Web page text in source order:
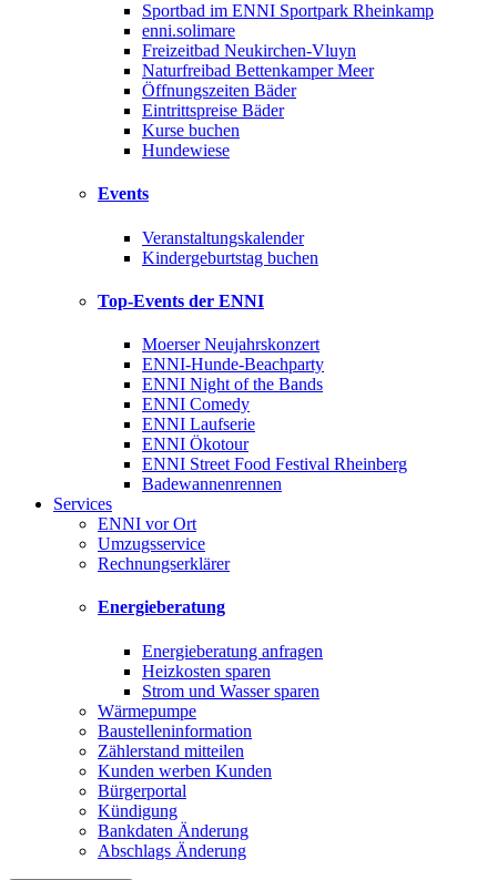
Sportbad im ENNI Sportpark Rheinkamp
enni.solimare
Freizeitbad Neukirchen-Vluyn
Naturfreibad Bettenkamper Meer
Öffnungszeiten Bäder
Eintrittspreise Bäder
Kurse buchen
Hundewiese
Events
Veranstaltungskalender
Kindergeburtstag buchen
Top-Events der ENNI
Moerser Neujahrskonzert
ENNI-Hunde-Beachparty
ENNI Night of the Bands
ENNI Comedy
ENNI Laufserie
ENNI Ökotour
ENNI Street Food Festival Rheinberg
Badewannenrennen
Services
ENNI vor Ort
Umzugsservice
Rechnungserklärer
Energieberatung
Energieberatung anfragen
Heizkosten sparen
Strom und Wasser sparen
Wärmepumpe
Baustelleninformation
Zählerstand mitteilen
Kunden werben Kunden
Bürgerportal
Kündigung
Bankdaten Änderung
Abschlags Änderung